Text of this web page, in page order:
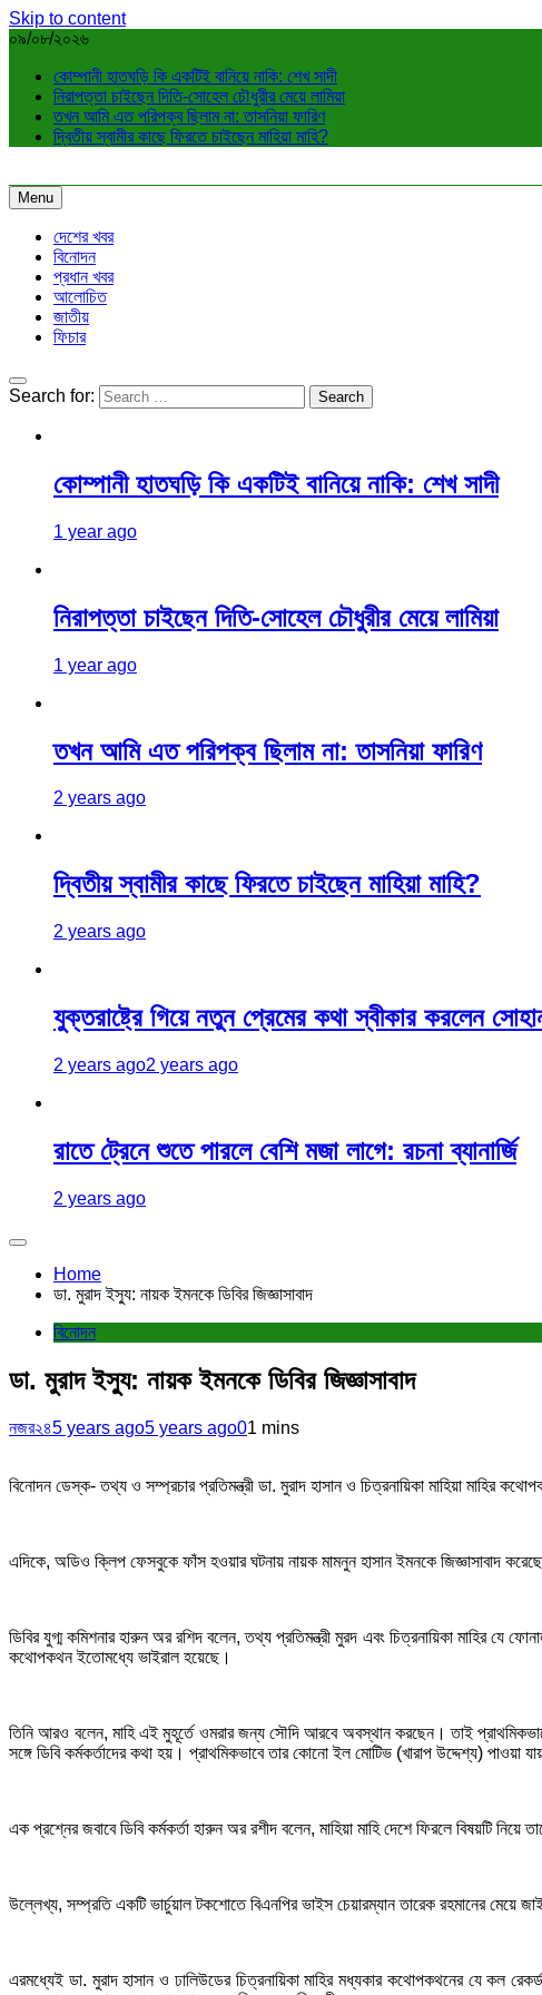
Skip to content
০৯/০৮/২০২৬
কোম্পানী হাতঘড়ি কি একটিই বানিয়ে নাকি: শেখ সাদী
নিরাপত্তা চাইছেন দিতি-সোহেল চৌধুরীর মেয়ে লামিয়া
তখন আমি এত পরিপক্ব ছিলাম না: তাসনিয়া ফারিণ
দ্বিতীয় স্বামীর কাছে ফিরতে চাইছেন মাহিয়া মাহি?
Menu
দেশের খবর
বিনোদন
প্রধান খবর
আলোচিত
জাতীয়
ফিচার
Search for:
কোম্পানী হাতঘড়ি কি একটিই বানিয়ে নাকি: শেখ সাদী
1 year ago
নিরাপত্তা চাইছেন দিতি-সোহেল চৌধুরীর মেয়ে লামিয়া
1 year ago
তখন আমি এত পরিপক্ব ছিলাম না: তাসনিয়া ফারিণ
2 years ago
দ্বিতীয় স্বামীর কাছে ফিরতে চাইছেন মাহিয়া মাহি?
2 years ago
যুক্তরাষ্ট্রে গিয়ে নতুন প্রেমের কথা স্বীকার করলেন
2 years ago2 years ago
রাতে ট্রেনে শুতে পারলে বেশি মজা লাগে: রচনা ব্যানার্জি
2 years ago
Home
ডা. মুরাদ ইস্যু: নায়ক ইমনকে ডিবির জিজ্ঞাসাবাদ
বিনোদন
ডা. মুরাদ ইস্যু: নায়ক ইমনকে ডিবির জিজ্ঞাসাবাদ
নজর২৪5 years ago5 years ago01 mins
বিনোদন ডেস্ক- তথ্য ও সম্প্রচার প্রতিমন্ত্রী ডা. মুরাদ হাসান ও চিত্রনায়িকা মাহিয়া মাহির
এদিকে, অডিও ক্লিপ ফেসবুকে ফাঁস হওয়ার ঘটনায় নায়ক মামনুন হাসান ইমনকে জিজ্ঞাসাবাদ করেছে
ডিবির যুগ্ম কমিশনার হারুন অর রশিদ বলেন, তথ্য প্রতিমন্ত্রী মুরদ এবং চিত্রনায়িকা মাহির যে
কথোপকথন ইতোমধ্যে ভাইরাল হয়েছে।
তিনি আরও বলেন, মাহি এই মুহূর্তে ওমরার জন্য সৌদি আরবে অবস্থান করছেন। তাই
সঙ্গে ডিবি কর্মকর্তাদের কথা হয়। প্রাথমিকভাবে তার কোনো ইল মোটিভ (খারাপ উদ্দেশ্য) পাওয়া
এক প্রশ্নের জবাবে ডিবি কর্মকর্তা হারুন অর রশীদ বলেন, মাহিয়া মাহি দেশে ফিরলে বিষয়টি নিয়ে
উল্লেখ্য, সম্প্রতি একটি ভার্চুয়াল টকশোতে বিএনপির ভাইস চেয়ারম্যান তারেক রহমানের মেয়ে
এরমধ্যেই ডা. মুরাদ হাসান ও ঢালিউডের চিত্রনায়িকা মাহির মধ্যকার কথোপকথনের যে কল